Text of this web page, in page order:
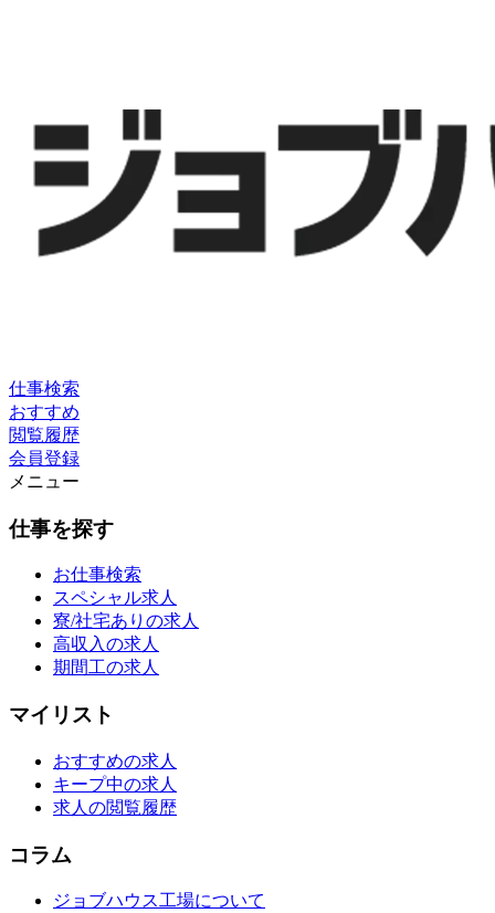
仕事検索
おすすめ
閲覧履歴
会員登録
メニュー
仕事を探す
お仕事検索
スペシャル求人
寮/社宅ありの求人
高収入の求人
期間工の求人
マイリスト
おすすめの求人
キープ中の求人
求人の閲覧履歴
コラム
ジョブハウス工場について